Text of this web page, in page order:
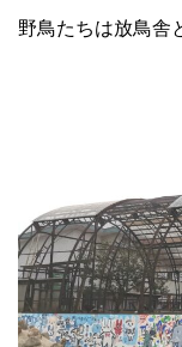
野鳥たちは放鳥舎